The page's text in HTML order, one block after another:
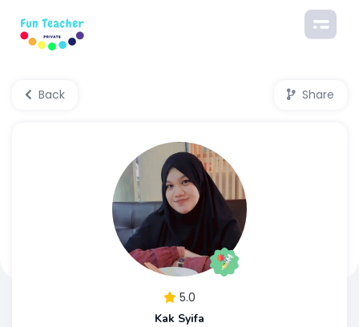
Back Share
5.0
Kak Syifa